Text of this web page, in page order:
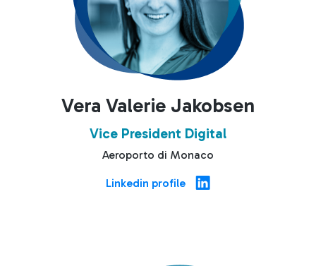
Vera Valerie Jakobsen
Vice President Digital
Aeroporto di Monaco
Linkedin profile